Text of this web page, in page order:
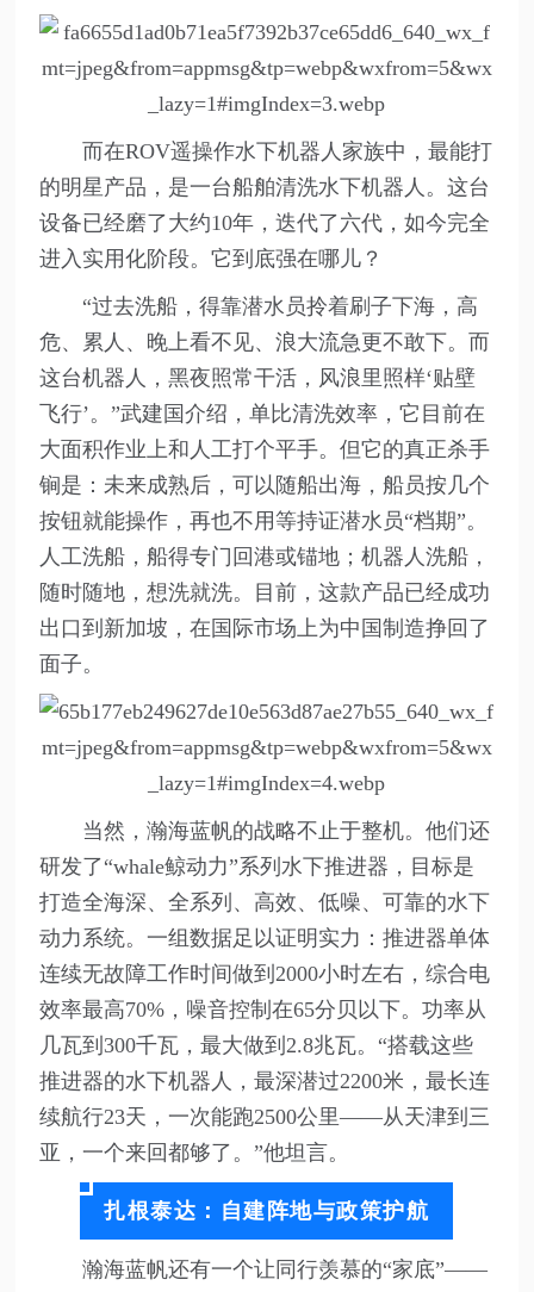
而在ROV遥操作水下机器人家族中，最能打
的明星产品，是一台船舶清洗水下机器人。这台
设备已经磨了大约10年，迭代了六代，如今完全
进入实用化阶段。它到底强在哪儿？
“过去洗船，得靠潜水员拎着刷子下海，高
危、累人、晚上看不见、浪大流急更不敢下。而
这台机器人，黑夜照常干活，风浪里照样‘贴壁
飞行’。”武建国介绍，单比清洗效率，它目前在
大面积作业上和人工打个平手。但它的真正杀手
锏是：未来成熟后，可以随船出海，船员按几个
按钮就能操作，再也不用等持证潜水员“档期”。
人工洗船，船得专门回港或锚地；机器人洗船，
随时随地，想洗就洗。目前，这款产品已经成功
出口到新加坡，在国际市场上为中国制造挣回了
面子。
当然，瀚海蓝帆的战略不止于整机。他们还
研发了“whale鲸动力”系列水下推进器，目标是
打造全海深、全系列、高效、低噪、可靠的水下
动力系统。一组数据足以证明实力：推进器单体
连续无故障工作时间做到2000小时左右，综合电
效率最高70%，噪音控制在65分贝以下。功率从
几瓦到300千瓦，最大做到2.8兆瓦。“搭载这些
推进器的水下机器人，最深潜过2200米，最长连
续航行23天，一次能跑2500公里——从天津到三
亚，一个来回都够了。”他坦言。
扎根泰达：自建阵地与政策护航
瀚海蓝帆还有一个让同行羡慕的“家底”——